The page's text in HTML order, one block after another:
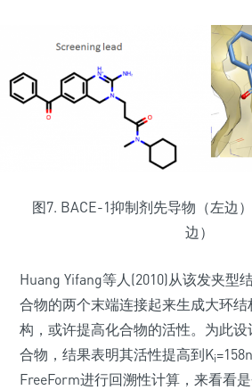
图7. BACE-1抑制剂先导物（左边
边）
Huang Yifang等人(2010)从该发夹型
合物的两个末端连接起来生成大环
构，或许提高化合物的活性。为此
合物，结果表明其活性提高到Ki
FreeForm进行回溯性计算，来看看